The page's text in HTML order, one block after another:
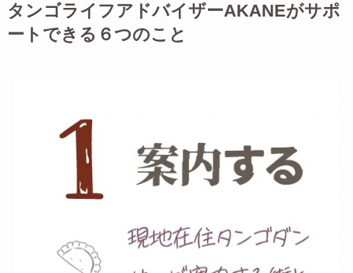
タンゴライフアドバイザーAKANEがサポ
ートできる６つのこと